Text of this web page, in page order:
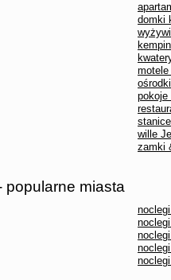
domki
pokoje
wille
zamki
popularne miasta